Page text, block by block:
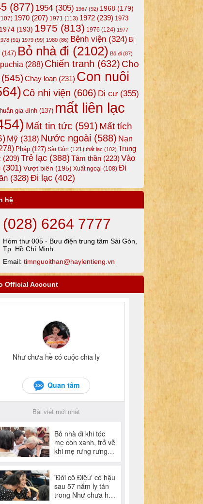
(877) 1954 (305) 1967 (92) 1968 (179)
1970 (207) 1971 (113) 1972 (239) 1973
1974 (193) 1975 (813) 1976 (124) 1977
(91) 1979 (99) 1980 (86) Bệnh viện (324) Bị
(147) Bỏ nhà đi (2102) Bỏ đi (87)
(288) Chiến tranh (632) Cho
(545)Chạy loạn (231) Con nuôi
Cô nhi viện (606) Di cư (355)
gia đình (137) mất liên lạc
Mất tin tức (591) Mất tích
Mỹ (318) Nước ngoài (588) Nạn
Pháp (127) Sài Gòn (121) thất lạc (102) Trung
(209) Trẻ lạc (388) Tâm thần (223) Vào
(301) Vượt biên (195) Xuất ngoại (108) Đi
(328) Đi lạc (402)
hệ
(028) 6264 7777
Hòm thư 005 - Bưu điện trung tâm Sài Gòn,
Tp. Hồ Chí Minh
Email: timnguoithan@haylentieng.vn
Official Account